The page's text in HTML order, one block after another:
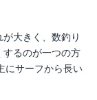
大きく、数釣り
するのが一つの方
にサーフから長い